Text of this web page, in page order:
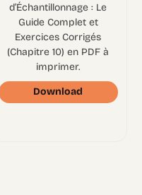
d’Échantillonnage : Le
Guide Complet et
Exercices Corrigés
(Chapitre 10) en PDF à
imprimer.
Download